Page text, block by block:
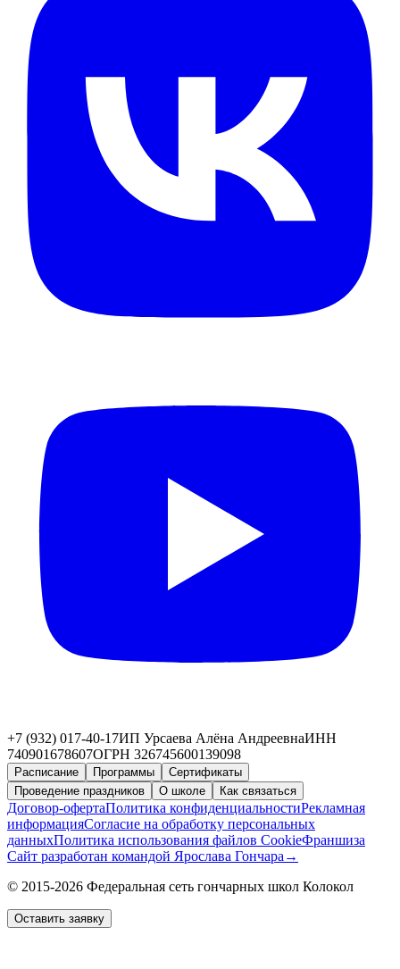
+7 (932) 017-40-17ИП Урсаева Алёна АндреевнаИНН
740901678607ОГРН 326745600139098
Расписание Программы
Сертификаты
Проведение праздников
О школе Как связаться
Договор-офертаПолитика конфиденциальностиРекламная
информацияСогласие на обработку персональных
данныхПолитика использования файлов CookieФраншиза
Сайт разработан командой Ярослава Гончара →
© 2015-2026 Федеральная сеть гончарных школ Колокол
Оставить заявку